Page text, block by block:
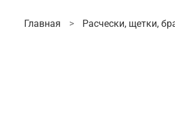
Главная Расчески, щетки,